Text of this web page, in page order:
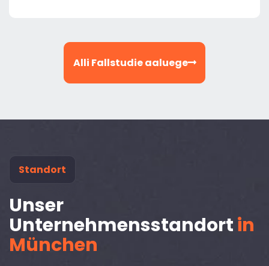
Alli Fallstudie aaluege
Standort
Unser
Unternehmensstandortin
München